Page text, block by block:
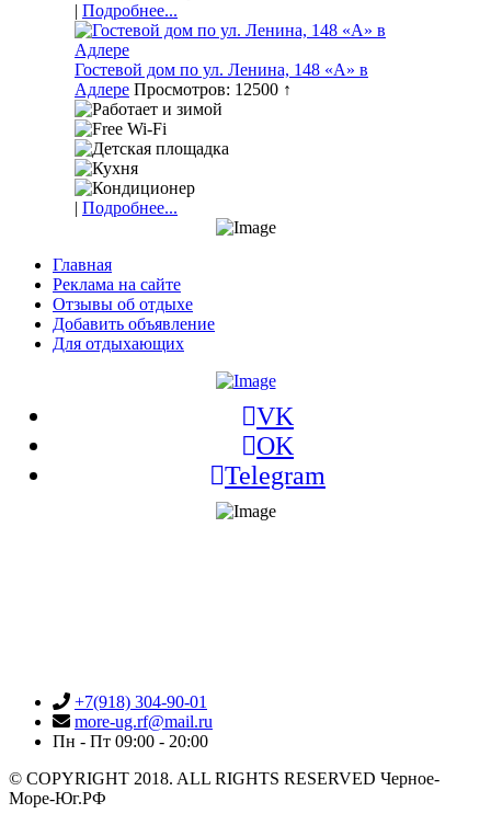
| Подробнее...
Гостевой дом по ул. Ленина, 148 «А» в
Адлере Просмотров: 12500 ↑
| Подробнее...
Главная
Реклама на сайте
Отзывы об отдыхе
Добавить объявление
Для отдыхающих
VK
OK
Telegram
+7(918) 304-90-01
more-ug.rf@mail.ru
Пн - Пт 09:00 - 20:00
© COPYRIGHT 2018. ALL RIGHTS RESERVED Черное-
Море-Юг.РФ